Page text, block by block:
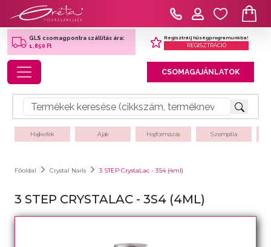
GLS csomagpontra szállítás ára:
1,850 Ft
Regisztrálj hűségprogramunkba!
REGISZTRÁCIÓ
Toggle navigation CSOMAGAJÁNLATOK
Hajkefék Ajak Hajformázás Szempilla
Főoldal Crystal Nails 3 STEP CrystaLac - 3S4 (4ml)
3 STEP CRYSTALAC - 3S4 (4ML)